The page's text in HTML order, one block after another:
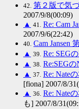
42. 第２版で気
2007/9/8(00:09)
▲ 41. Re: Cam
2007/9/6(22:42)
40. Cam Jansen
▲ 39. Re: SEG
▲ 38. Re:SEGの
▲ 37. Re: Nate
[fiona] 2007/8/
▲ 36. Re: Nate
も] 2007/8/